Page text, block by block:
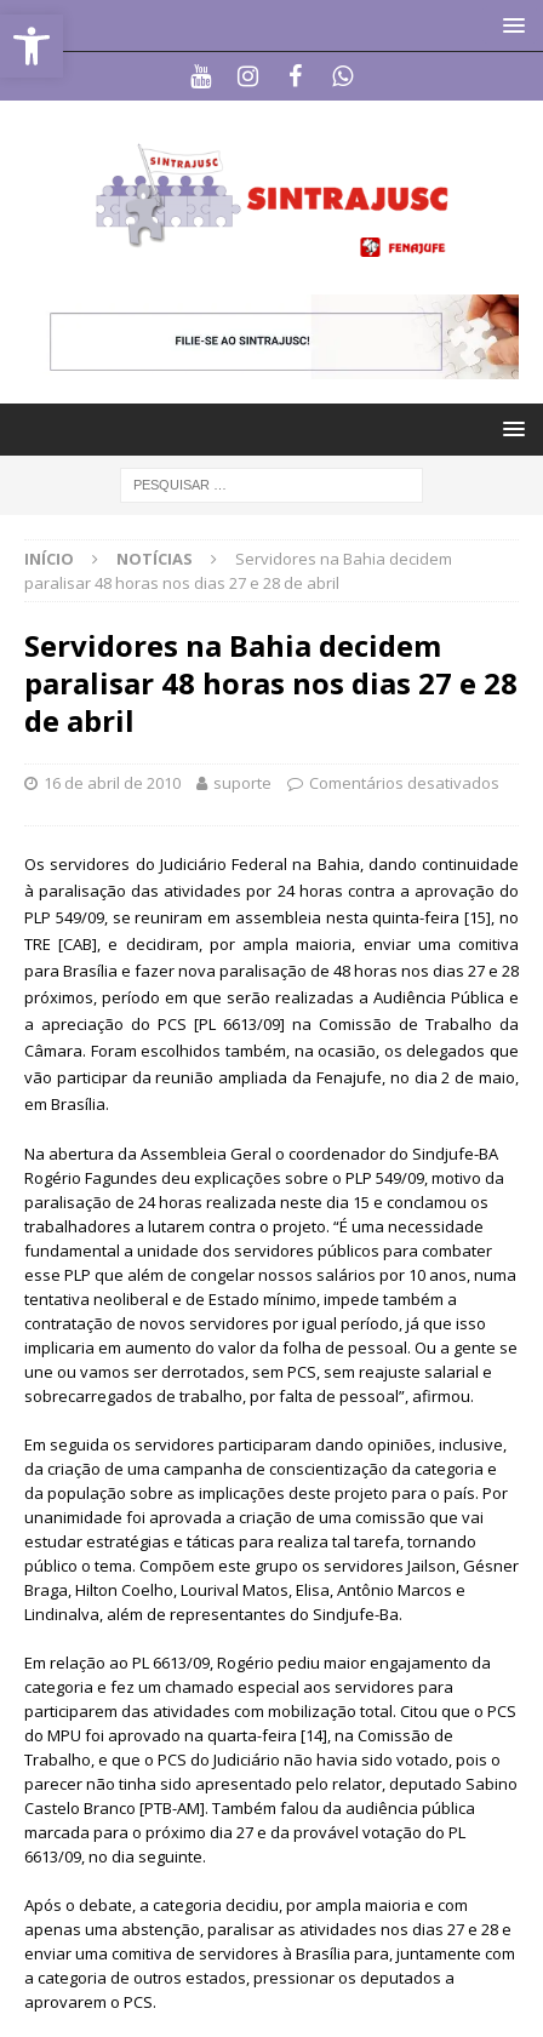
Abrir a barra de ferramentas
INÍCIO NOTÍCIAS
Servidores na Bahia decidem
paralisar 48 horas nos dias 27 e 28 de abril
Servidores na Bahia decidem
paralisar 48 horas nos dias 27 e 28
de abril
16 de abril de 2010 suporte Comentários desativados
Os servidores do Judiciário Federal na Bahia, dando continuidade
à paralisação das atividades por 24 horas contra a aprovação do
PLP 549/09, se reuniram em assembleia nesta quinta-feira [15], no
TRE [CAB], e decidiram, por ampla maioria, enviar uma comitiva
para Brasília e fazer nova paralisação de 48 horas nos dias 27 e 28
próximos, período em que serão realizadas a Audiência Pública e
a apreciação do PCS [PL 6613/09] na Comissão de Trabalho da
Câmara. Foram escolhidos também, na ocasião, os delegados que
vão participar da reunião ampliada da Fenajufe, no dia 2 de maio,
em Brasília.
Na abertura da Assembleia Geral o coordenador do Sindjufe-BA
Rogério Fagundes deu explicações sobre o PLP 549/09, motivo da
paralisação de 24 horas realizada neste dia 15 e conclamou os
trabalhadores a lutarem contra o projeto. “É uma necessidade
fundamental a unidade dos servidores públicos para combater
esse PLP que além de congelar nossos salários por 10 anos, numa
tentativa neoliberal e de Estado mínimo, impede também a
contratação de novos servidores por igual período, já que isso
implicaria em aumento do valor da folha de pessoal. Ou a gente se
une ou vamos ser derrotados, sem PCS, sem reajuste salarial e
sobrecarregados de trabalho, por falta de pessoal”, afirmou.
Em seguida os servidores participaram dando opiniões, inclusive,
da criação de uma campanha de conscientização da categoria e
da população sobre as implicações deste projeto para o país. Por
unanimidade foi aprovada a criação de uma comissão que vai
estudar estratégias e táticas para realiza tal tarefa, tornando
público o tema. Compõem este grupo os servidores Jailson, Gésner
Braga, Hilton Coelho, Lourival Matos, Elisa, Antônio Marcos e
Lindinalva, além de representantes do Sindjufe-Ba.
Em relação ao PL 6613/09, Rogério pediu maior engajamento da
categoria e fez um chamado especial aos servidores para
participarem das atividades com mobilização total. Citou que o PCS
do MPU foi aprovado na quarta-feira [14], na Comissão de
Trabalho, e que o PCS do Judiciário não havia sido votado, pois o
parecer não tinha sido apresentado pelo relator, deputado Sabino
Castelo Branco [PTB-AM]. Também falou da audiência pública
marcada para o próximo dia 27 e da provável votação do PL
6613/09, no dia seguinte.
Após o debate, a categoria decidiu, por ampla maioria e com
apenas uma abstenção, paralisar as atividades nos dias 27 e 28 e
enviar uma comitiva de servidores à Brasília para, juntamente com
a categoria de outros estados, pressionar os deputados a
aprovarem o PCS.